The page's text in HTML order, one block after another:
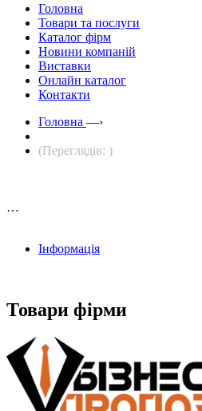
Головна
Товари та послуги
Каталог фірм
Новини компаній
Виставки
Онлайн каталог
Контакти
Головна —›
(Переглядів: )
…
Інформація
Товари фірми